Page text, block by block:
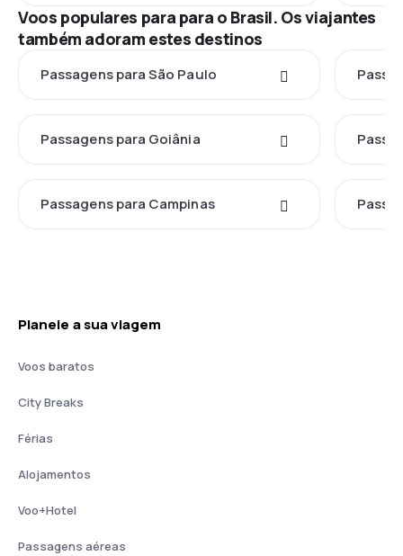
Voos populares para para o Brasil. Os viajantes
também adoram estes destinos
Passagens para São Paulo
Passagens para Goiânia
Passagens para Campinas
Planeie a sua viagem
Voos baratos
City Breaks
Férias
Alojamentos
Voo+Hotel
Passagens aéreas